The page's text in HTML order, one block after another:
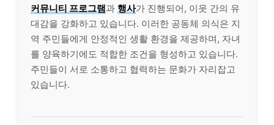
커뮤니티 프로그램과 행사가 진행되어, 이웃 간의 유
대감을 강화하고 있습니다. 이러한 공동체 의식은 지
역 주민들에게 안정적인 생활 환경을 제공하며, 자녀
를 양육하기에도 적합한 조건을 형성하고 있습니다.
주민들이 서로 소통하고 협력하는 문화가 자리잡고
있습니다.